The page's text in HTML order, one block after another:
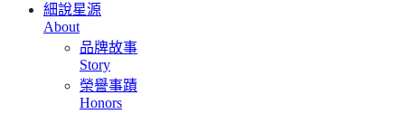
細說星源
About
品牌故事
Story
榮譽事蹟
Honors